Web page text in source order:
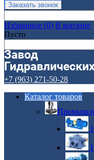
Избранное (0) В корзине
Пусто
+7 (963) 271-50-28
Каталог товаров